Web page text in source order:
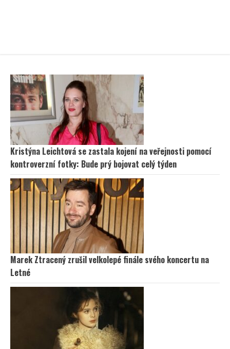
Kristýna Leichtová se zastala kojení na veřejnosti pomocí
kontroverzní fotky: Bude prý bojovat celý týden
Marek Ztracený zrušil velkolepé finále svého koncertu na
Letné